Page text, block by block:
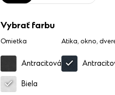
Vybrať farbu
Omietka
Antracitová
Biela
Atika, okno,